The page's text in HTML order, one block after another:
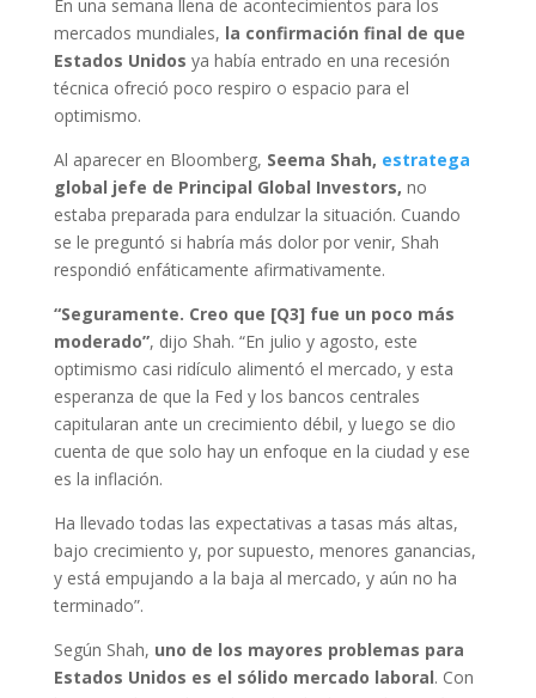
En una semana llena de acontecimientos para los
mercados mundiales, la confirmación final de que
Estados Unidos ya había entrado en una recesión
técnica ofreció poco respiro o espacio para el
optimismo.
Al aparecer en Bloomberg, Seema Shah, estratega
global jefe de Principal Global Investors, no
estaba preparada para endulzar la situación. Cuando
se le preguntó si habría más dolor por venir, Shah
respondió enfáticamente afirmativamente.
“Seguramente. Creo que [Q3] fue un poco más
moderado”, dijo Shah. “En julio y agosto, este
optimismo casi ridículo alimentó el mercado, y esta
esperanza de que la Fed y los bancos centrales
capitularan ante un crecimiento débil, y luego se dio
cuenta de que solo hay un enfoque en la ciudad y ese
es la inflación.
Ha llevado todas las expectativas a tasas más altas,
bajo crecimiento y, por supuesto, menores ganancias,
y está empujando a la baja al mercado, y aún no ha
terminado”.
Según Shah, uno de los mayores problemas para
Estados Unidos es el sólido mercado laboral. Con